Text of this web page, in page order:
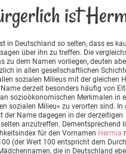
ist
in Deutschland so selten, dass es
über ihn zu treffen. Die
zu dem Namen vorliegen, deuten
in allen gesellschaftlichen
sozialen Milieus mit der gleichen
derzeit besonders häufig von
sozioökonomischen Merkmalen in
sozialen Milieu« zu verorten sind. In
der Name dagegen in der derzeitigen
anzutreffen. Dementsprechend
für den Vornamen Hermia
(der Wert 100 entspricht dem
die in Deutschland